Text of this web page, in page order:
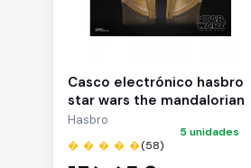
Casco electrónico hasbro
star wars the mandalorian
the black series the
armorer
Hasbro
� � � � �(58)
5 unidades